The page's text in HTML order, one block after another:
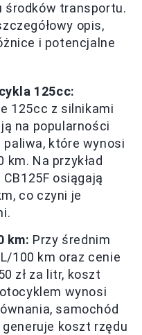
środków transportu.
opis,
i potencjalne
125cc:
125cc z silnikami
na popularności
które wynosi
km. Na przykład
osiągają
co czyni je
km: Przy średnim
100 km oraz cenie
zł za litr, koszt
wynosi
samochód
koszt rzędu